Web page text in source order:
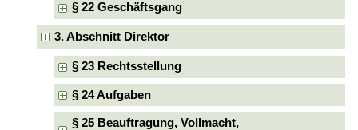
§ 22 Geschäftsgang
3. Abschnitt Direktor
§ 23 Rechtsstellung
§ 24 Aufgaben
§ 25 Beauftragung, Vollmacht,